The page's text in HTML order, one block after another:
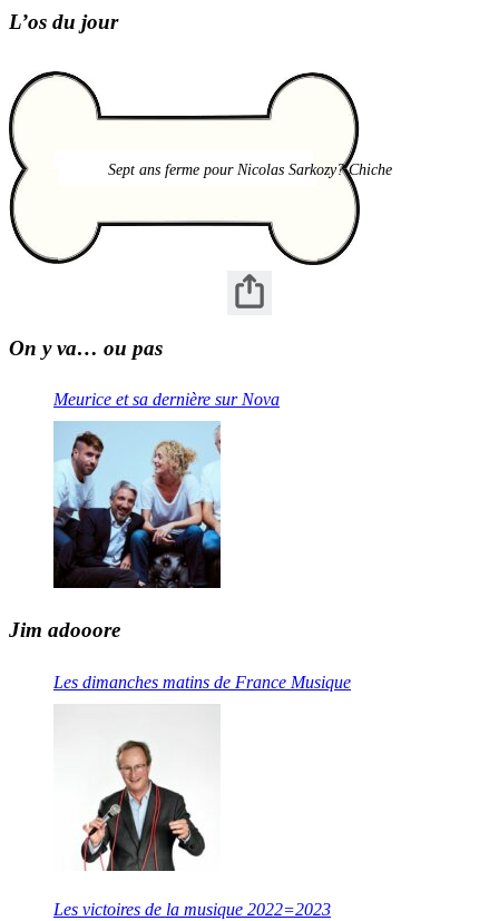
L’os du jour
Sept ans ferme pour Nicolas Sarkozy? Chiche
On y va… ou pas
Meurice et sa dernière sur Nova
Jim adooore
Les dimanches matins de France Musique
Les victoires de la musique 2022=2023